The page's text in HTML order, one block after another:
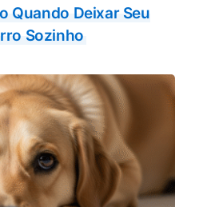
Quando Deixar Seu
Sozinho